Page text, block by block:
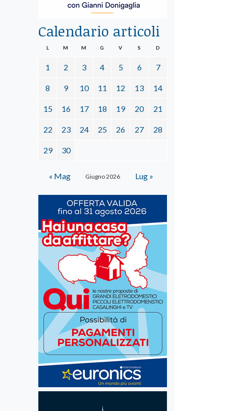
Calendario articoli
Giugno 2026
L M M G V S D
1 2 3 4 5 6 7
8 9 10 11 12 13 14
15 16 17 18 19 20 21
22 23 24 25 26 27 28
29 30
« Mag Lug »